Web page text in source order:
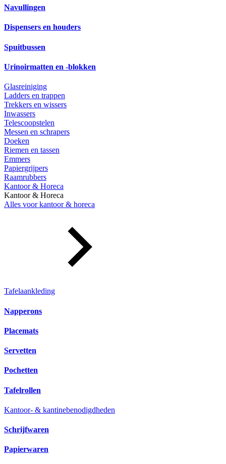
Navullingen
Dispensers en houders
Spuitbussen
Urinoirmatten en -blokken
Glasreiniging
Ladders en trappen
Trekkers en wissers
Inwassers
Telescoopstelen
Messen en schrapers
Doeken
Riemen en tassen
Emmers
Papiergrijpers
Raamrubbers
Kantoor & Horeca
Kantoor & Horeca
Alles voor kantoor & horeca
Tafelaankleding
Napperons
Placemats
Servetten
Pochetten
Tafelrollen
Kantoor- & kantinebenodigdheden
Schrijfwaren
Papierwaren